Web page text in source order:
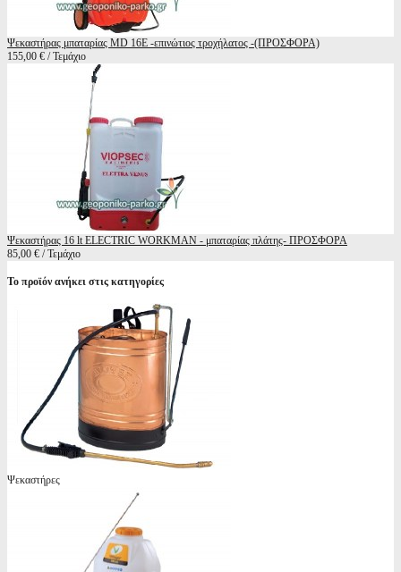
Ψεκαστήρας μπαταρίας MD 16E -επινώτιος τροχήλατος -(ΠΡΟΣΦΟΡΑ)
155,00 € / Τεμάχιο
Ψεκαστήρας 16 lt ELECTRIC WORKMAN - μπαταρίας πλάτης- ΠΡΟΣΦΟΡΑ
85,00 € / Τεμάχιο
Το προϊόν ανήκει στις κατηγορίες
Ψεκαστήρες